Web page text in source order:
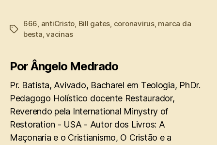
Tags
666, antiCristo, Bill gates, coronavirus, marca da
besta,vacinas
Por Ângelo Medrado
Pr. Batista, Avivado, Bacharel em Teologia, PhDr.
Pedagogo Holístico docente Restaurador,
Reverendo pela International Minystry of
Restoration - USA - Autor dos Livros: A
Maçonaria e o Cristianismo, O Cristão e a